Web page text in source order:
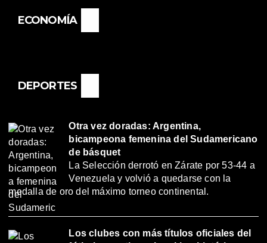
ECONOMÍA
DEPORTES
Otra vez doradas: Argentina,
bicampeona femenina del Sudamericano
de básquet
La Selección derrotó en Zárate por 53-44 a
Venezuela y volvió a quedarse con la
medalla de oro del máximo torneo continental.
Los clubes con más títulos oficiales del